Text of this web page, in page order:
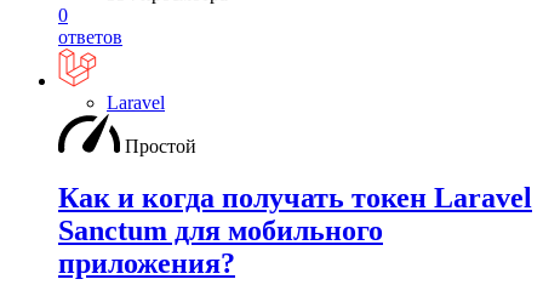
0
ответов
Laravel
Простой
Как и когда получать токен Laravel
Sanctum для мобильного
приложения?